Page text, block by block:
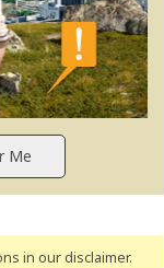
in our disclaimer.